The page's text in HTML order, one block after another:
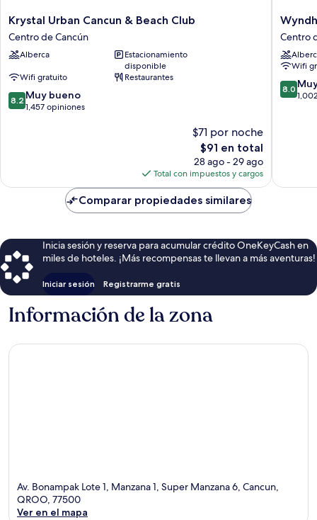
Krystal
Urban
Cancun
&
Club
Centro
de
Krystal Urban Cancun & Beach Club
Centro de Cancún
Alberca
Estacionamiento
disponible
Wifi gratuito
Restaurantes
8.2
de
8.2 Muy bueno
1,457 opiniones
$71 por noche
El
precio
actual
es
de
$91
$91 en total
28 ago - 29 ago
Total con impuestos y cargos
Garden
Cancun
Centro
de
Cancún
Centro
Wifi
8.0
de
8.0
Comparar propiedades similares
Inicia sesión y reserva para acumular crédito OneKeyCash en
miles de hoteles. ¡Más recompensas te llevan a más aventuras!
Iniciar sesión Registrarme gratis
Información de la zona
Av. Bonampak Lote 1, Manzana 1, Super Manzana 6, Cancun,
QROO, 77500
Ver en el mapa